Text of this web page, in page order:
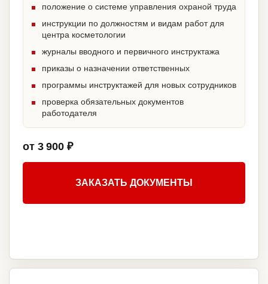
положение о системе управления охраной труда
инструкции по должностям и видам работ для
центра косметологии
журналы вводного и первичного инструктажа
приказы о назначении ответственных
программы инструктажей для новых сотрудников
проверка обязательных документов
работодателя
от 3 900 ₽
ЗАКАЗАТЬ ДОКУМЕНТЫ